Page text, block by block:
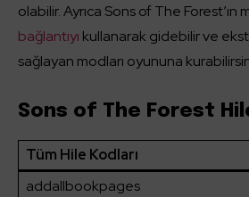
olabilir. Ayrıca Sons of The Forest’ın
bağlantıyı kullanarak gidebilir ve
sağlayan modları oyununa
Sons of The Forest
Tüm Hile Kodları
addallbookpages